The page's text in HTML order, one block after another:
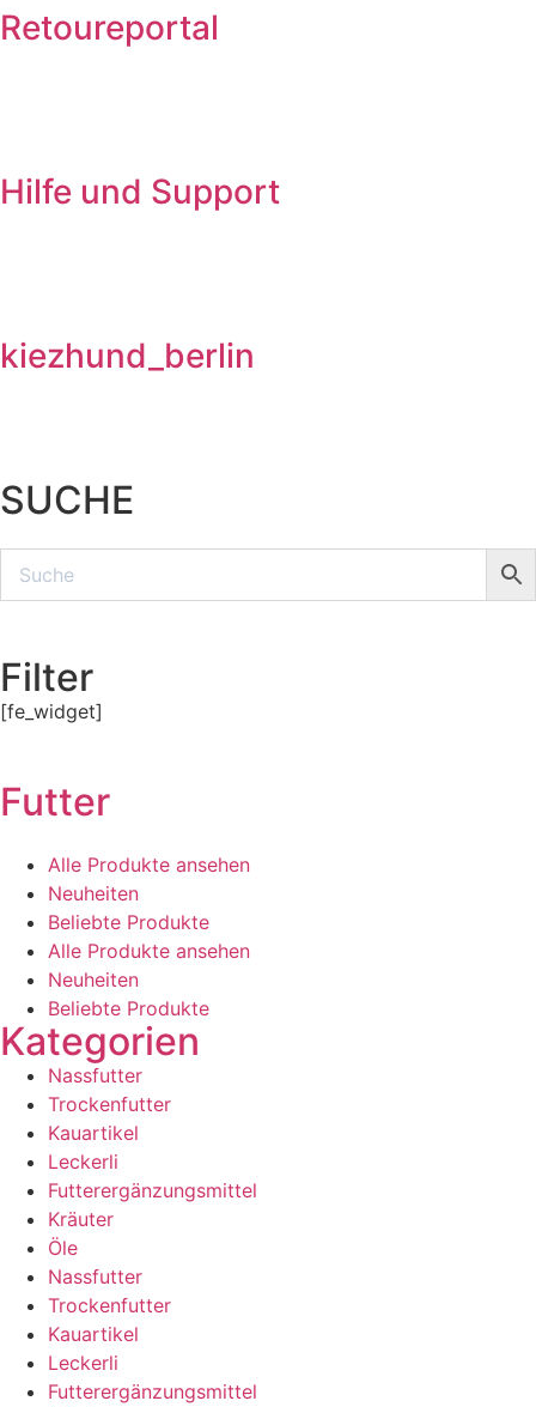
Retoureportal
Hilfe und Support
kiezhund_berlin
SUCHE
Filter
[fe_widget]
Futter
Alle Produkte ansehen
Neuheiten
Beliebte Produkte
Alle Produkte ansehen
Neuheiten
Beliebte Produkte
Kategorien
Nassfutter
Trockenfutter
Kauartikel
Leckerli
Futterergänzungsmittel
Kräuter
Öle
Nassfutter
Trockenfutter
Kauartikel
Leckerli
Futterergänzungsmittel